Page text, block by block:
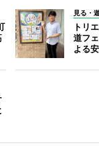
見る・
トリ
道フ
よる